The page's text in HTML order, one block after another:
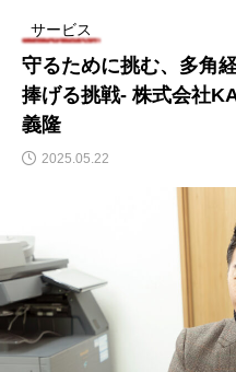
サービス
守るために挑む、多角
捧げる挑戦- 株式会社
義隆
2025.05.22